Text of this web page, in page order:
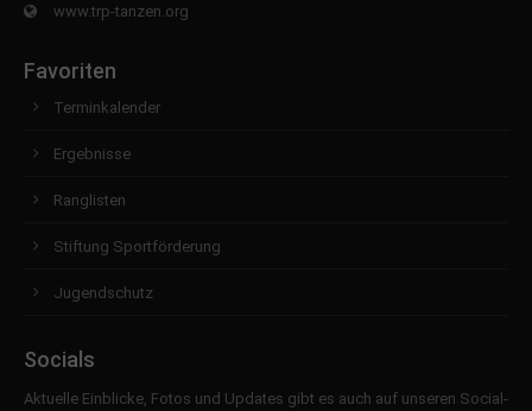
www.trp-tanzen.org
Favoriten
Terminkalender
Ergebnisse
Ranglisten
Stiftung Sportförderung
Jugendschutz
Socials
Aktuelle Einblicke, Fotos und Updates gibt es auch auf unseren Social-